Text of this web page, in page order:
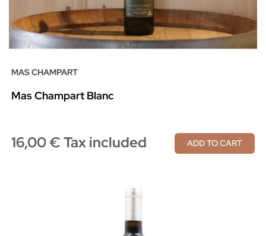
MAS CHAMPART
Mas Champart Blanc
16,00 € Tax included ADD TO CART